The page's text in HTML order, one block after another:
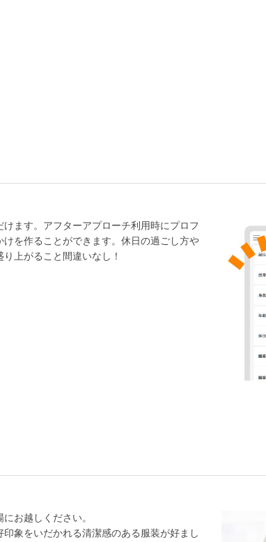
ます。アフターアプローチ利用時にプロフ
を作ることができます。休日の過ごし方や
上がること間違いなし！
お越しください。
象をいだかれる清潔感のある服装が好まし